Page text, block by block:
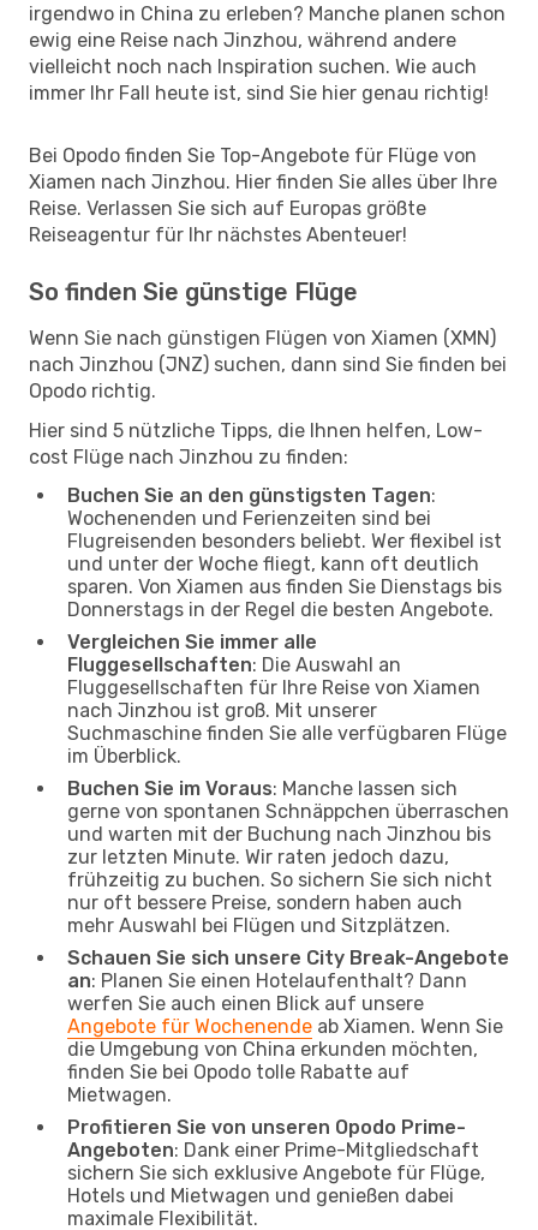
irgendwo in China zu erleben? Manche planen schon
ewig eine Reise nach Jinzhou, während andere
vielleicht noch nach Inspiration suchen. Wie auch
immer Ihr Fall heute ist, sind Sie hier genau richtig!
Bei Opodo finden Sie Top-Angebote für Flüge von
Xiamen nach Jinzhou. Hier finden Sie alles über Ihre
Reise. Verlassen Sie sich auf Europas größte
Reiseagentur für Ihr nächstes Abenteuer!
So finden Sie günstige Flüge
Wenn Sie nach günstigen Flügen von Xiamen (XMN)
nach Jinzhou (JNZ) suchen, dann sind Sie finden bei
Opodo richtig.
Hier sind 5 nützliche Tipps, die Ihnen helfen, Low-
cost Flüge nach Jinzhou zu finden:
Buchen Sie an den günstigsten Tagen:
Wochenenden und Ferienzeiten sind bei
Flugreisenden besonders beliebt. Wer flexibel ist
und unter der Woche fliegt, kann oft deutlich
sparen. Von Xiamen aus finden Sie Dienstags bis
Donnerstags in der Regel die besten Angebote.
Vergleichen Sie immer alle
Fluggesellschaften: Die Auswahl an
Fluggesellschaften für Ihre Reise von Xiamen
nach Jinzhou ist groß. Mit unserer
Suchmaschine finden Sie alle verfügbaren Flüge
im Überblick.
Buchen Sie im Voraus: Manche lassen sich
gerne von spontanen Schnäppchen überraschen
und warten mit der Buchung nach Jinzhou bis
zur letzten Minute. Wir raten jedoch dazu,
frühzeitig zu buchen. So sichern Sie sich nicht
nur oft bessere Preise, sondern haben auch
mehr Auswahl bei Flügen und Sitzplätzen.
Schauen Sie sich unsere City Break-Angebote
an: Planen Sie einen Hotelaufenthalt? Dann
werfen Sie auch einen Blick auf unsere
Angebote für Wochenende ab Xiamen. Wenn Sie
die Umgebung von China erkunden möchten,
finden Sie bei Opodo tolle Rabatte auf
Mietwagen.
Profitieren Sie von unseren Opodo Prime-
Angeboten: Dank einer Prime-Mitgliedschaft
sichern Sie sich exklusive Angebote für Flüge,
Hotels und Mietwagen und genießen dabei
maximale Flexibilität.